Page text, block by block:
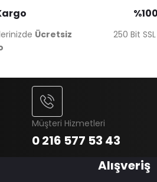
Ücretsiz
250 Bit
Müşteri Hizmetleri
0 216 577 53 43
Alışveriş